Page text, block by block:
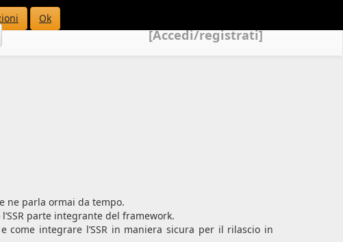
Ok
[Accedi/registrati]
ne parla ormai da tempo.
parte integrante del framework.
integrare l’SSR in maniera sicura per il rilascio in